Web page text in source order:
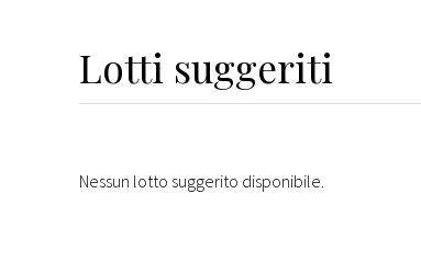
Lotti suggeriti
Nessun lotto suggerito disponibile.